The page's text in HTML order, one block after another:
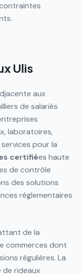
Ulis
aux
de salariés
laboratoires,
pour la
certifiées haute
de contrôle
des solutions
réglementaires
de la
commerces dont
régulières. La
rideaux